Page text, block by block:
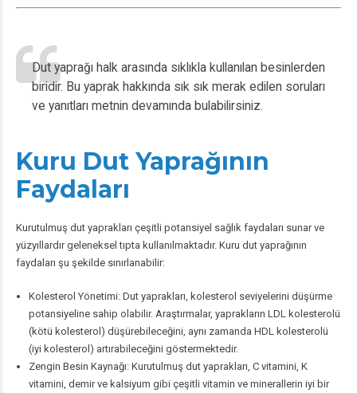
Dut yaprağı halk arasında sıklıkla kullanılan besinlerden
biridir. Bu yaprak hakkında sık sık merak edilen soruları
ve yanıtları metnin devamında bulabilirsiniz.
Kuru Dut Yaprağının
Faydaları
Kurutulmuş dut yaprakları çeşitli potansiyel sağlık faydaları sunar ve
yüzyıllardır geleneksel tıpta kullanılmaktadır. Kuru dut yaprağının
faydaları şu şekilde sınırlanabilir:
Kolesterol Yönetimi: Dut yaprakları, kolesterol seviyelerini düşürme
potansiyeline sahip olabilir. Araştırmalar, yaprakların LDL
kolesterolü
(kötü kolesterol) düşürebileceğini, aynı zamanda HDL
kolesterolü
(iyi kolesterol) artırabileceğini göstermektedir.
Zengin Besin Kaynağı: Kurutulmuş dut yaprakları, C vitamini, K
vitamini, demir ve kalsiyum gibi çeşitli vitamin ve minerallerin iyi bir